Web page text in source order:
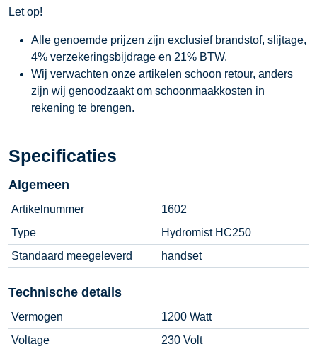
Let op!
Alle genoemde prijzen zijn exclusief brandstof, slijtage,
4% verzekeringsbijdrage en 21% BTW.
Wij verwachten onze artikelen schoon retour, anders
zijn wij genoodzaakt om schoonmaakkosten in
rekening te brengen.
Specificaties
Algemeen
Artikelnummer
1602
Type
Hydromist HC250
Standaard meegeleverd
handset
Technische details
Vermogen
1200 Watt
Voltage
230 Volt